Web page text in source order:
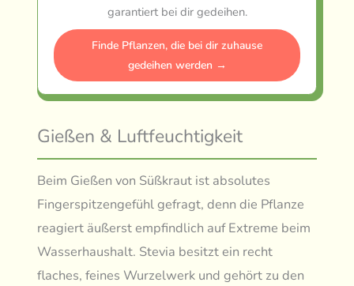
garantiert bei dir gedeihen.
Finde Pflanzen, die bei dir zuhause
gedeihen werden →
Gießen & Luftfeuchtigkeit
Beim Gießen von Süßkraut ist absolutes
Fingerspitzengefühl gefragt, denn die Pflanze
reagiert äußerst empfindlich auf Extreme beim
Wasserhaushalt. Stevia besitzt ein recht
flaches, feines Wurzelwerk und gehört zu den